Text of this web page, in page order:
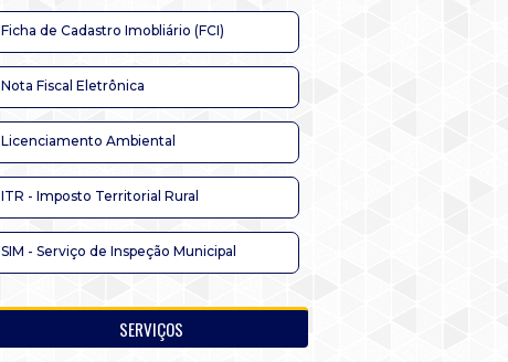
Ficha de Cadastro Imobliário (FCI)
Nota Fiscal Eletrônica
Licenciamento Ambiental
ITR - Imposto Territorial Rural
SIM - Serviço de Inspeção Municipal
SERVIÇOS